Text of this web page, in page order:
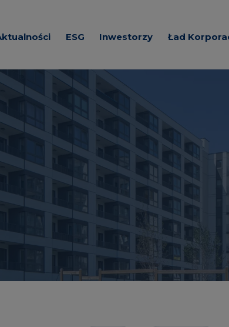
ESG
działalność
Inwestorzy
finansowe
Ład
Spółki z